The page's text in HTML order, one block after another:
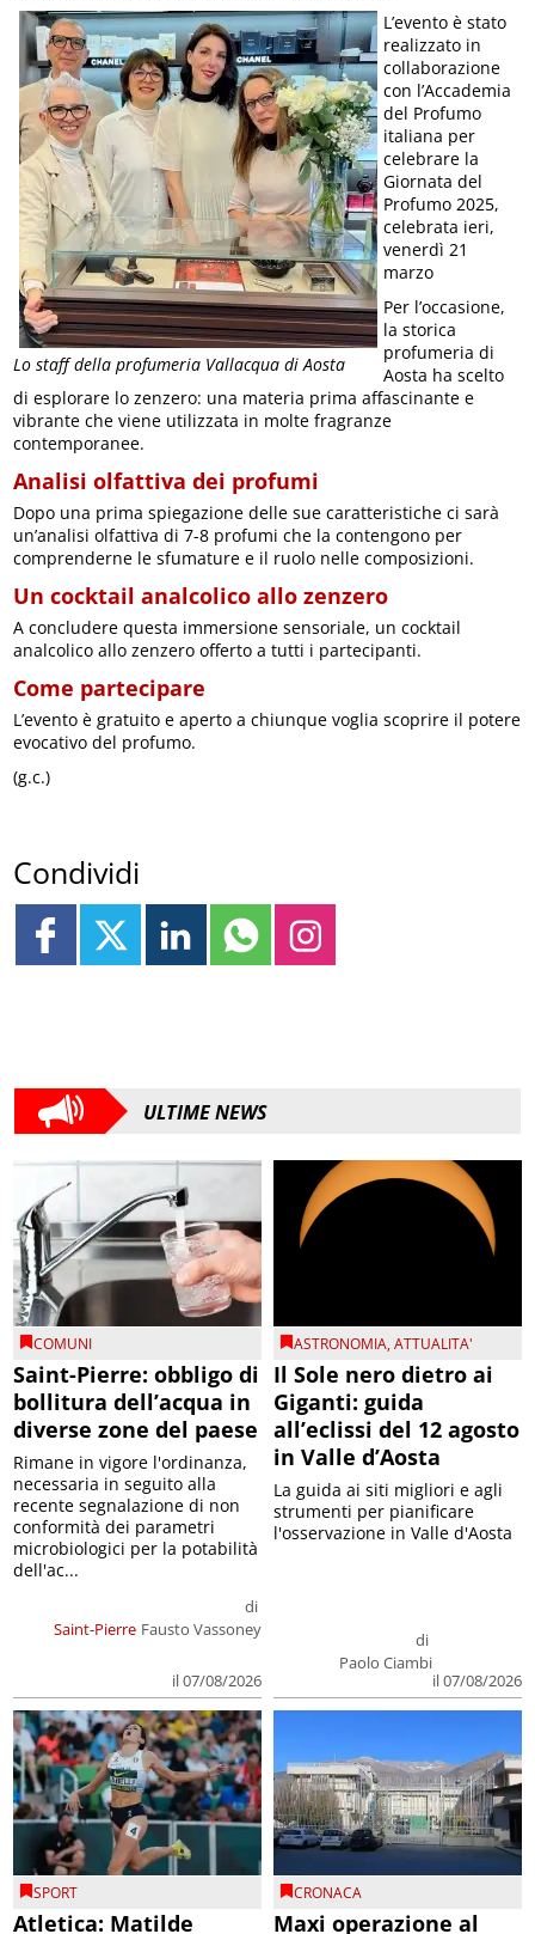
Lo staff della profumeria Vallacqua di Aosta
L’evento è stato
realizzato in
collaborazione
con l’Accademia
del Profumo
italiana per
celebrare la
Giornata del
Profumo 2025,
celebrata ieri,
venerdì 21
marzo
Per l’occasione,
la storica
profumeria di
Aosta ha scelto
di esplorare lo zenzero: una materia prima affascinante e
vibrante che viene utilizzata in molte fragranze
contemporanee.
Analisi olfattiva dei profumi
Dopo una prima spiegazione delle sue caratteristiche ci sarà
un’analisi olfattiva di 7-8 profumi che la contengono per
comprenderne le sfumature e il ruolo nelle composizioni.
Un cocktail analcolico allo zenzero
A concludere questa immersione sensoriale, un cocktail
analcolico allo zenzero offerto a tutti i partecipanti.
Come partecipare
L’evento è gratuito e aperto a chiunque voglia scoprire il potere
evocativo del profumo.
(g.c.)
Condividi
ULTIME NEWS
COMUNI
Saint-Pierre: obbligo di
bollitura dell’acqua in
diverse zone del paese
Saint-Pierre
di
Fausto Vassoney
il 07/08/2026
Rimane in vigore l'ordinanza,
necessaria in seguito alla
recente segnalazione di non
conformità dei parametri
microbiologici per la potabilità
dell'ac...
ASTRONOMIA,ATTUALITA'
Il Sole nero dietro ai
Giganti: guida
all’eclissi del 12 agosto
in Valle d’Aosta
di
Paolo Ciambi
il 07/08/2026
La guida ai siti migliori e agli
strumenti per pianificare
l'osservazione in Valle d'Aosta
SPORT
Atletica: Matilde
CRONACA
Maxi operazione al